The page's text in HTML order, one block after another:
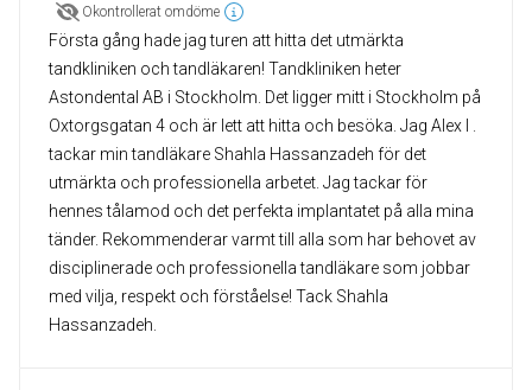
Okontrollerat omdöme
Första gång hade jag turen att hitta det utmärkta
tandkliniken och tandläkaren! Tandkliniken heter
Astondental AB i Stockholm. Det ligger mitt i Stockholm på
Oxtorgsgatan 4 och är lett att hitta och besöka. Jag Alex I .
tackar min tandläkare Shahla Hassanzadeh för det
utmärkta och professionella arbetet. Jag tackar för
hennes tålamod och det perfekta implantatet på alla mina
tänder. Rekommenderar varmt till alla som har behovet av
disciplinerade och professionella tandläkare som jobbar
med vilja, respekt och förståelse! Tack Shahla
Hassanzadeh.